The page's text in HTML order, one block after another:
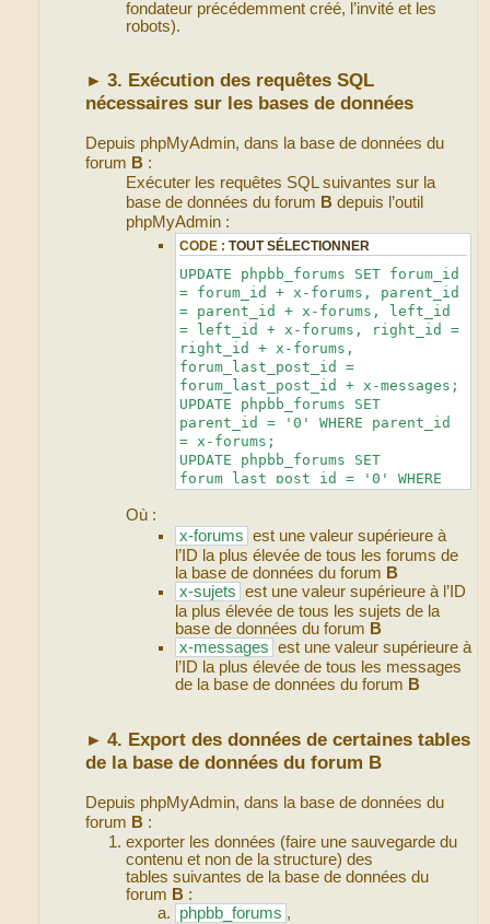
fondateur précédemment créé, l’invité et les
robots).
►3. Exécution des requêtes SQL
nécessaires sur les bases de données
Depuis phpMyAdmin, dans la base de données du
forum B :
Exécuter les requêtes SQL suivantes sur la
base de données du forum B depuis l’outil
phpMyAdmin :
CODE : TOUT SÉLECTIONNER
UPDATE phpbb_forums SET forum_id
= forum_id + x-forums, parent_id
= parent_id + x-forums, left_id
= left_id + x-forums, right_id =
right_id + x-forums,
forum_last_post_id =
forum_last_post_id + x-messages;
UPDATE phpbb_forums SET
parent_id = '0' WHERE parent_id
= x-forums;
UPDATE phpbb_forums SET
forum_last_post_id = '0' WHERE
topic_id = topic_id + x-sujets;
UPDATE phpbb_poll_votes SET
topic_id = topic_id + x-sujets;
UPDATE phpbb_posts SET post_id =
post_id + x-messages, topic_id =
topic_id + x-sujets, forum_id =
forum_id + x-forums;
UPDATE phpbb_topics SET topic_id
= topic_id + x-sujets, forum_id
topic_first_post_id + x-
messages, topic_last_post_id =
UPDATE phpbb_topics_posted SET
topic_id = topic_id + x-sujets;
Où :
x-forums est une valeur supérieure à
l’ID la plus élevée de tous les forums de
la base de données du forum B
x-sujets est une valeur supérieure à l’ID
la plus élevée de tous les sujets de la
base de données du forum B
x-messages est une valeur supérieure à
l’ID la plus élevée de tous les messages
de la base de données du forum B
►4. Export des données de certaines tables
de la base de données du forum B
Depuis phpMyAdmin, dans la base de données du
forum B :
exporter les données (faire une sauvegarde du
contenu et non de la structure) des
tables suivantes de la base de données du
forum B :
phpbb_forums ,